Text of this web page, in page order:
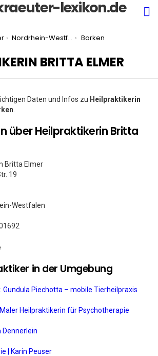
Nordrhein-Westfalen
Borken
BRITTA ELMER
Daten und Infos zu Heilpraktikerin
über Heilpraktikerin Britta
Britta Elmer
19
Westfalen
in der Umgebung
Gundula Piechotta – mobile Tierheilpraxis
Heilpraktikerin für Psychotherapie
Dennerlein
| Karin Peuser